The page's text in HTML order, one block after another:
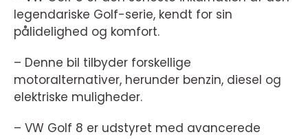
legendariske Golf-serie, kendt for sin
pålidelighed og komfort.
– Denne bil tilbyder forskellige
motoralternativer, herunder benzin, diesel og
elektriske muligheder.
– VW Golf 8 er udstyret med avancerede